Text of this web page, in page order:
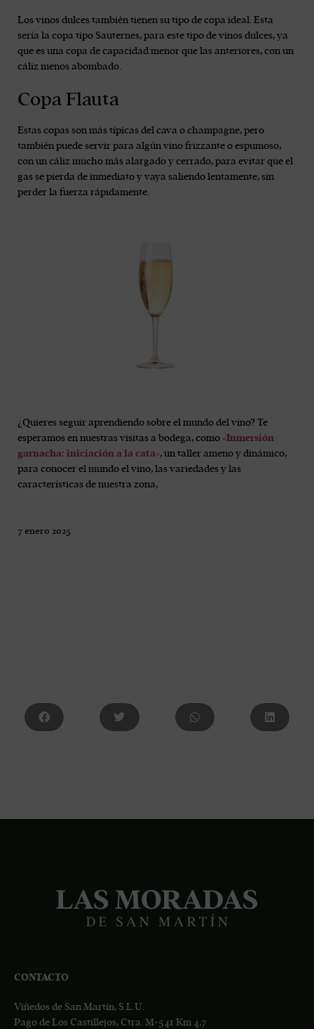
Los vinos dulces también tienen su tipo de copa ideal. Esta
sería la copa tipo Sauternes, para este tipo de vinos dulces, ya
que es una copa de capacidad menor que las anteriores, con un
cáliz menos abombado.
Copa Flauta
Estas copas son más típicas del cava o champagne, pero
también puede servir para algún vino frizzante o espumoso,
con un cáliz mucho más alargado y cerrado, para evitar que el
gas se pierda de inmediato y vaya saliendo lentamente, sin
perder la fuerza rápidamente.
¿Quieres seguir aprendiendo sobre el mundo del vino? Te
esperamos en nuestras visitas a bodega, como «Inmersión
garnacha: iniciación a la cata», un taller ameno y dinámico,
para conocer el mundo el vino, las variedades y las
características de nuestra zona,
7 enero 2025
CONTACTO
Viñedos de San Martín, S.L.U.
Pago de Los Castillejos, Ctra. M-541 Km 4,7